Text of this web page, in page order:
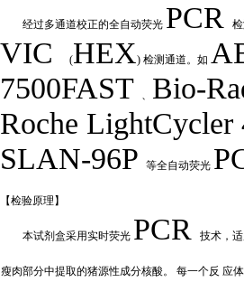
经过多通道校正的全自动荧光 PCR
VIC(HEX) 检测通道。如
7500FAST 、 Bio-
Roche LightCycler
SLAN-96P等全自动荧光
【检验原理】
本试剂盒采用实时荧光 PCR 技术，
瘦肉部分中提取的猪源性成分核酸。 每一个反 应